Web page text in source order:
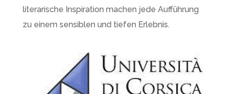
literarische Inspiration machen jede Aufführung
zu einem sensiblen und tiefen Erlebnis.